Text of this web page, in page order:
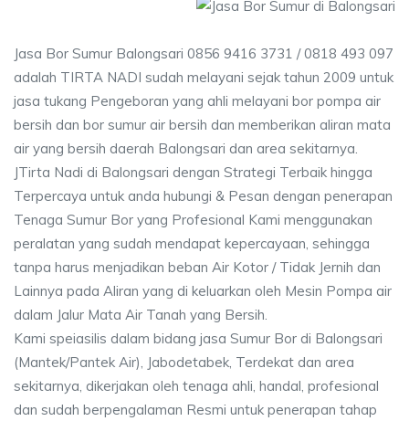
Jasa Bor Sumur Balongsari 0856 9416 3731 / 0818 493 097
adalah TIRTA NADI sudah melayani sejak tahun 2009 untuk
jasa tukang Pengeboran yang ahli melayani bor pompa air
bersih dan bor sumur air bersih dan memberikan aliran mata
air yang bersih daerah Balongsari dan area sekitarnya.
JTirta Nadi di Balongsari dengan Strategi Terbaik hingga
Terpercaya untuk anda hubungi & Pesan dengan penerapan
Tenaga Sumur Bor yang Profesional Kami menggunakan
peralatan yang sudah mendapat kepercayaan, sehingga
tanpa harus menjadikan beban Air Kotor / Tidak Jernih dan
Lainnya pada Aliran yang di keluarkan oleh Mesin Pompa air
dalam Jalur Mata Air Tanah yang Bersih.
Kami speiasilis dalam bidang jasa Sumur Bor di Balongsari
(Mantek/Pantek Air), Jabodetabek, Terdekat dan area
sekitarnya, dikerjakan oleh tenaga ahli, handal, profesional
dan sudah berpengalaman Resmi untuk penerapan tahap